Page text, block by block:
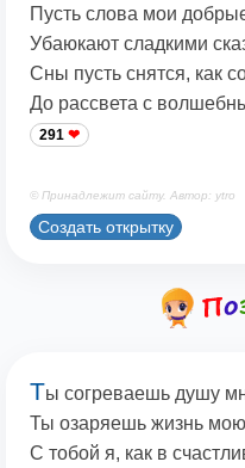
Пусть слова мои
Убаюкают сладкими
Сны пусть снятся, как
До рассвета с
291
© Принадлежит сайту. Автор: ytro
Создать открытку
Ты согреваешь душу
Ты озаряешь жизнь
С тобой я, как в